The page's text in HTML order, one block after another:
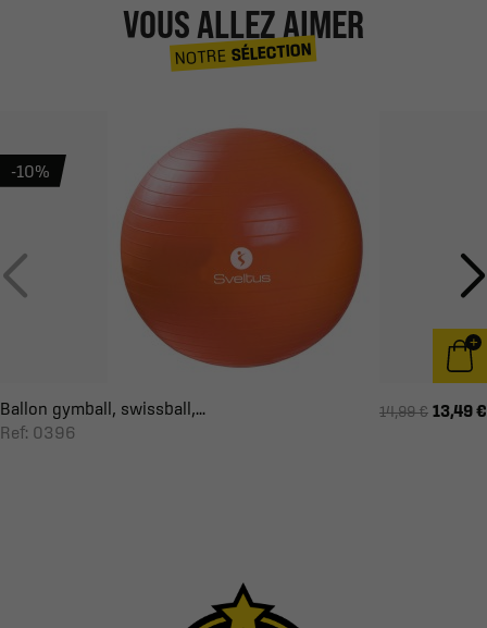
VOUS ALLEZ AIMER
NOTRESÉLECTION
Ballon gymball, swissball,...
Ref: 0396
14,99 € 13,49 €
-10%